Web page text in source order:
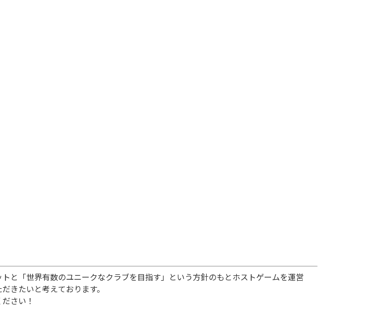
と「世界有数のユニークなクラブを目指す」という方針のもとホストゲームを運営
きたいと考えております。
さい！